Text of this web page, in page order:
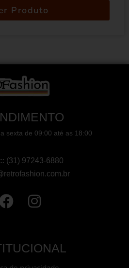
sexta de 09:00 até as 18:00
(31) 97243-6880